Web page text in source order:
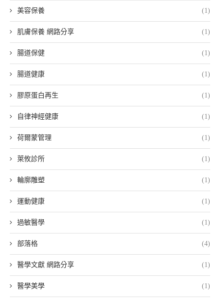
美容保養 (1)
肌膚保養 網路分享 (1)
腸道保健 (1)
腸道健康 (1)
膠原蛋白再生 (1)
自律神經健康 (1)
荷爾蒙管理 (1)
萊攸診所 (1)
輪廓雕塑 (1)
運動健康 (1)
過敏醫學 (1)
部落格 (4)
醫學文獻 網路分享 (1)
醫學美學 (1)